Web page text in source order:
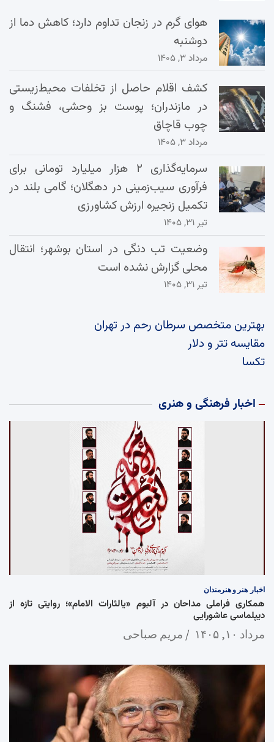
هوای گرم در زنجان تداوم دارد؛ کاهش دما از
دوشنبه
مرداد ۳, ۱۴۰۵
کشف اقلام حاصل از تخلفات محیط‌زیستی
در مازندران؛ پوست بز وحشی، فشنگ و
چوب قاچاق
مرداد ۳, ۱۴۰۵
سرمایه‌گذاری ۲ هزار میلیارد تومانی برای
فرآوری سیب‌زمینی در دهگلان؛ گامی بلند در
تکمیل زنجیره ارزش کشاورزی
تیر ۳۱, ۱۴۰۵
وضعیت تب دنگی در استان بوشهر؛ انتقال
محلی گزارش نشده است
تیر ۳۱, ۱۴۰۵
بهترین متخصص سرطان رحم در تهران
مقایسه تتر و دلار
تکسا
اخبار فرهنگی و هنری
اخبار هنر و هنرمندان
همکاری فراملی مداحان در آلبوم «یالثارات الامام»؛ روایتی تازه از
دیپلماسی عاشورایی
مرداد ۱۰, ۱۴۰۵ مریم صباحی